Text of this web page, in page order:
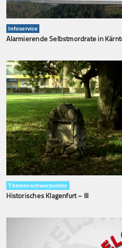
Infoservice
Alarmierende Selbstmordrate in
Themenschwerpunkte
Historisches Klagenfurt – III